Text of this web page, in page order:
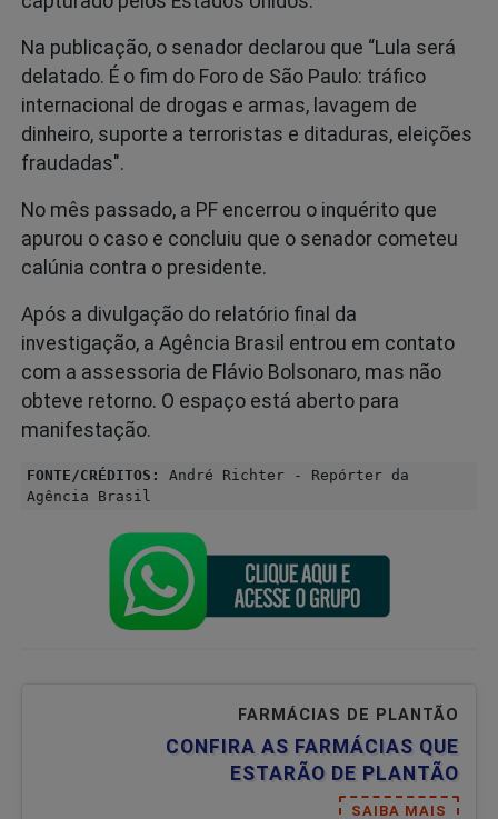
Na publicação, o senador declarou que “Lula será
delatado. É o fim do Foro de São Paulo: tráfico
internacional de drogas e armas, lavagem de
dinheiro, suporte a terroristas e ditaduras, eleições
fraudadas".
No mês passado, a PF encerrou o inquérito que
apurou o caso e concluiu que o senador cometeu
calúnia contra o presidente.
Após a divulgação do relatório final da
investigação, a Agência Brasil entrou em contato
com a assessoria de Flávio Bolsonaro, mas não
obteve retorno. O espaço está aberto para
manifestação.
FONTE/CRÉDITOS:
André Richter - Repórter da
Agência Brasil
FARMÁCIAS DE PLANTÃO
CONFIRA AS FARMÁCIAS QUE
ESTARÃO DE PLANTÃO
SAIBA MAIS